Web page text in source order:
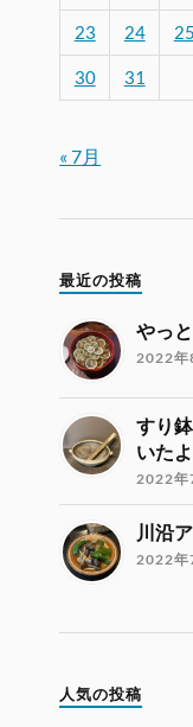
23 24 25
30 31
« 7月
最近の投稿
やっ
2022年
すり
いたよ
2022年
川沿
2022年
人気の投稿